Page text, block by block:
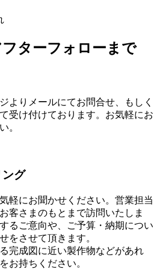
ターフォローまで
よりメールにてお問合せ、もしく
受け付けております。お気軽にお
。
グ
軽にお聞かせください。営業担当
客さまのもとまで訪問いたしま
るご意向や、ご予算・納期につい
をさせて頂きます。
完成図に近い製作物などがあれ
お持ちください。